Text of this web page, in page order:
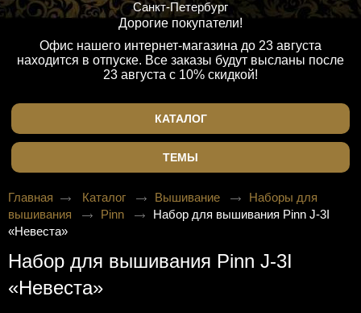
Санкт-Петербург
Дорогие покупатели!
Офис нашего интернет-магазина до 23 августа
находится в отпуске. Все заказы будут высланы после
23 августа с 10% скидкой!
КАТАЛОГ
ТЕМЫ
Главная Каталог Вышивание
Наборы для
вышивания
Pinn
Набор для вышивания Pinn J-3I
«Невеста»
Набор для вышивания Pinn J-3I
«Невеста»